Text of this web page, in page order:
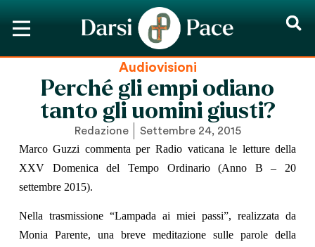
Audiovisioni
Perché gli empi odiano
tanto gli uomini giusti?
Redazione Settembre 24, 2015
Marco Guzzi commenta per Radio vaticana le letture della
XXV Domenica del Tempo Ordinario (Anno B – 20
settembre 2015).
Nella trasmissione “Lampada ai miei passi”, realizzata da
Monia Parente, una breve meditazione sulle parole della